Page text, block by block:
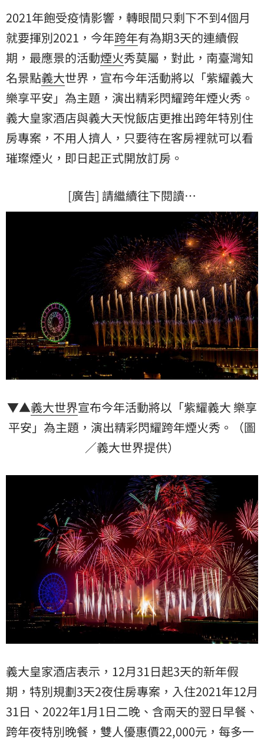
2021年飽受疫情影響，轉眼間只剩下不到4個月
就要揮別2021，今年跨年有為期3天的連續假
期，最應景的活動煙火秀莫屬，對此，南臺灣知
名景點義大世界，宣布今年活動將以「紫耀義大
樂享平安」為主題，演出精彩閃耀跨年煙火秀。
義大皇家酒店與義大天悅飯店更推出跨年特別住
房專案，不用人擠人，只要待在客房裡就可以看
璀璨煙火，即日起正式開放訂房。
[廣告] 請繼續往下閱讀…
▼▲義大世界宣布今年活動將以「紫耀義大 樂享
平安」為主題，演出精彩閃耀跨年煙火秀。（圖
／義大世界提供）
義大皇家酒店表示，12月31日起3天的新年假
期，特別規劃3天2夜住房專案，入住2021年12月
31日、2022年1月1日二晚、含兩天的翌日早餐、
跨年夜特別晚餐，雙人優惠價22,000元，每多一